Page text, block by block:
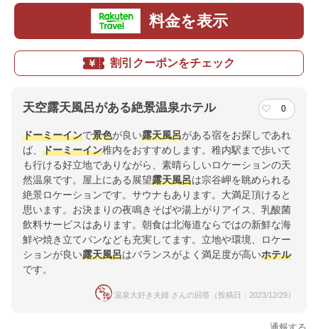
料金を表示
割引クーポンをチェック
天空露天風呂がある絶景温泉ホテル 0
ドーミーインで景色が良い露天風呂がある宿をお探しであれ
ば、 ドーミーイン稚内をおすすめします。稚内駅まで歩いて
も行ける好立地でありながら、素晴らしいロケーションの天
然温泉です。屋上にある展望露天風呂は宗谷岬を眺められる
絶景ロケーションです。サウナもあります。大満足頂けると
思います。お決まりの夜鳴きそばや湯上がりアイス、乳酸菌
飲料サービスはあります。朝食は北海道ならではの新鮮な海
鮮や焼き立てパンなども充実してます。立地や環境、ロケー
ションが良い露天風呂はバランスがよく満足度が高いホテル
です。
温泉大好き夫婦 さんの回答（投稿日：2023/12/29）